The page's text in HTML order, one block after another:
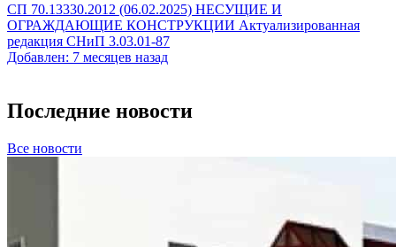
СП 70.13330.2012 (06.02.2025) НЕСУЩИЕ И
ОГРАЖДАЮЩИЕ КОНСТРУКЦИИ Актуализированная
редакция СНиП 3.03.01-87
Добавлен: 7 месяцев назад
Последние новости
Все новости